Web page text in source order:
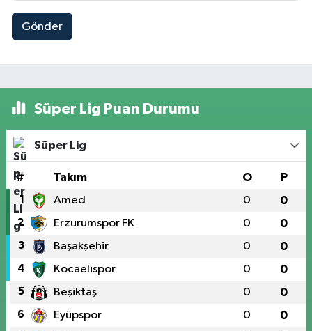
Gönder
Süper Lig Puan Durumu
Süper Lig
# Takım O P
1 Amed 0 0
2 Erzurumspor FK 0 0
3 Başakşehir 0 0
4 Kocaelispor 0 0
5 Beşiktaş 0 0
6 Eyüpspor 0 0